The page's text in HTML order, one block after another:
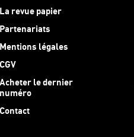
La revue papier
Partenariats
Mentions légales
CGV
Acheter le dernier
numéro
Contact